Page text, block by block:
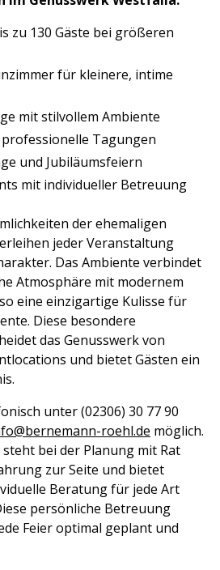
zu 130 Gäste bei größeren
für kleinere, intime
mit stilvollem Ambiente
Tagungen
und Jubiläumsfeiern
mit individueller Betreuung
der ehemaligen
jeder Veranstaltung
Das Ambiente verbindet
Atmosphäre mit modernem
eine einzigartige Kulisse für
Diese besondere
das Genusswerk von
und bietet Gästen ein
unter (02306) 30 77 90
roehl.de möglich.
bei der Planung mit Rat
zur Seite und bietet
Beratung für jede Art
persönliche Betreuung
Feier optimal geplant und